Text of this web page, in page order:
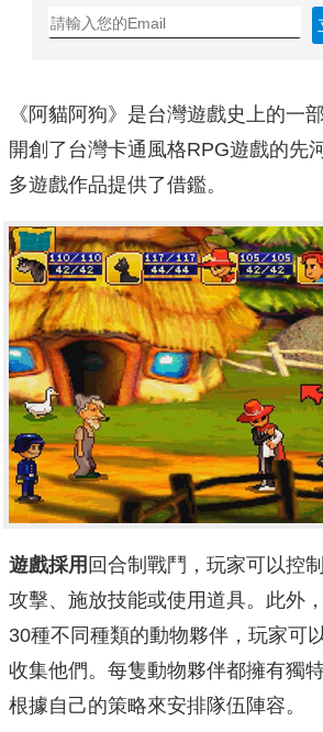
《阿貓阿狗》是台灣遊戲史上的一
開創了台灣卡通風格RPG遊戲的先
多遊戲作品提供了借鑑。
遊戲採用 回合制戰鬥，玩家可以控
攻擊、施放技能或使用道具。此外
30種不同種類的動物夥伴，玩家可
收集他們。每隻動物夥伴都擁有獨
根據自己的策略來安排隊伍陣容。